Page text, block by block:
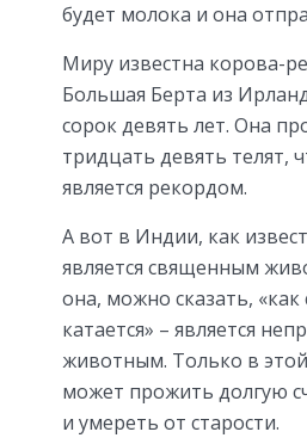
будет молока и она
Миру известна корова-
Большая Берта из
сорок девять лет. Она
тридцать девять телят,
является рекордом.
А вот в Индии, как
является священным
она, можно сказать, «как
катается» – является
животным. Только в
может прожить долгую
и умереть от старости.